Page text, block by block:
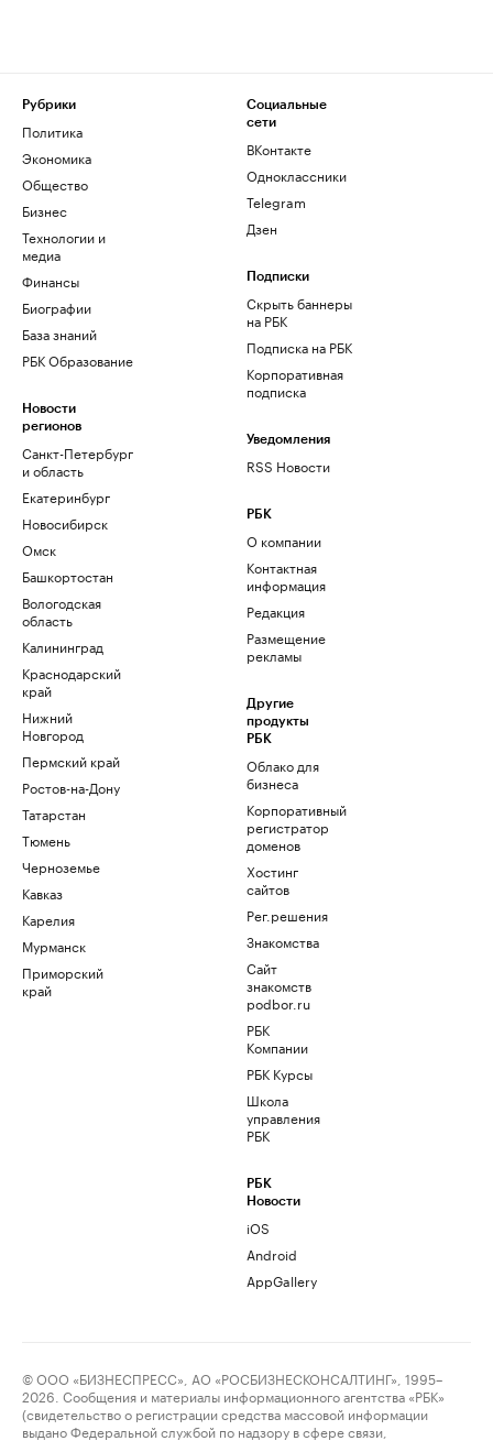
Рубрики
Политика
Экономика
Общество
Бизнес
Технологии и
медиа
Финансы
Биографии
База знаний
РБК Образование
Новости
регионов
Санкт-Петербург
и область
Екатеринбург
Новосибирск
Омск
Башкортостан
Вологодская
область
Калининград
Краснодарский
край
Нижний
Новгород
Пермский край
Ростов-на-Дону
Татарстан
Тюмень
Черноземье
Кавказ
Карелия
Мурманск
Приморский
край
Социальные
сети
ВКонтакте
Одноклассники
Telegram
Дзен
Подписки
Скрыть баннеры
на РБК
Подписка на РБК
Корпоративная
подписка
Уведомления
RSS Новости
РБК
О компании
Контактная
информация
Редакция
Размещение
рекламы
Другие
продукты
РБК
Облако для
бизнеса
Корпоративный
регистратор
доменов
Хостинг
сайтов
Рег.решения
Знакомства
Сайт
знакомств
podbor.ru
РБК
Компании
РБК Курсы
Школа
управления
РБК
РБК
Новости
iOS
Android
AppGallery
© ООО «БИЗНЕСПРЕСС», АО «РОСБИЗНЕСКОНСАЛТИНГ», 1995–
2026. Сообщения и материалы информационного агентства «РБК»
(свидетельство о регистрации средства массовой информации
выдано Федеральной службой по надзору в сфере связи,